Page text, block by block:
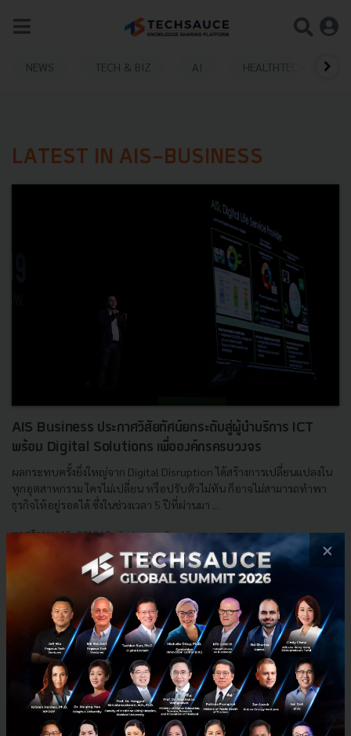
NEWS TECH & BIZ AI HEALTHTECH
LATEST IN AIS-BUSINESS
AIS Business ประกาศวิสัยทัศน์ยกระดับสู่ผู้นำบริการ ICT
พร้อม Digital Solutions เพื่อองค์กรครบวงจร
ผลกระทบครั้งยิ่งใหญ่จาก Digital Disruption ได้สร้างการเปลี่ยนแปลงใน
ทุกอุตสาหกรรม ใครไม่เปลี่ยน หรือปรับตัวไม่ทัน ก็อาจไม่สามารถทำพา
ธุรกิจให้อยู่รอดได้ ซึ่งในช่วงเวลา 5 ปีที่ผ่านมา ...
พฤศจิกายน 15, 2018| ByTechsauce Team
ICT Cloud AIS Business
2 ›
×